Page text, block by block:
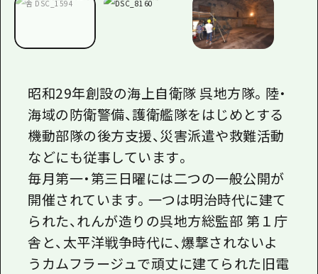
昭和29年創設の海上自衛隊 呉地方隊。陸・
海域の防衛警備、護衛艦隊をはじめとする
機動部隊の後方支援、災害派遣や救難活動
などにも従事しています。
毎月第一・第三日曜には二つの一般公開が
開催されています。一つは明治時代に建て
られた、れんが造りの呉地方総監部 第１庁
舎と、太平洋戦争時代に、爆撃されないよ
うカムフラージュで頑丈に建てられた旧電